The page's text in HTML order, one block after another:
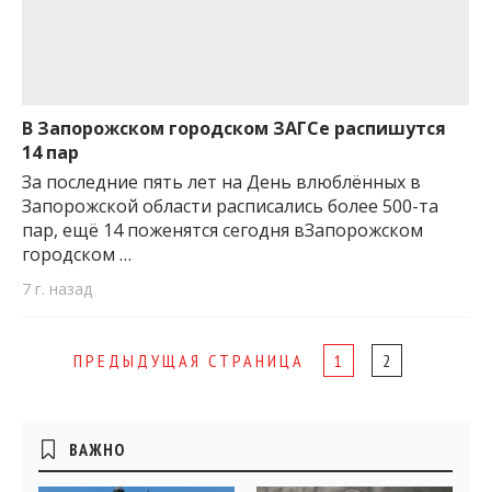
В Запорожском городском ЗАГСе распишутся
14 пар
За последние пять лет на День влюблённых в
Запорожской области расписались более 500-та
пар, ещё 14 поженятся сегодня вЗапорожском
городском …
7 г. назад
PageПРЕДЫДУЩАЯ СТРАНИЦА 1 2
Боковые
виджеты
ВАЖНО